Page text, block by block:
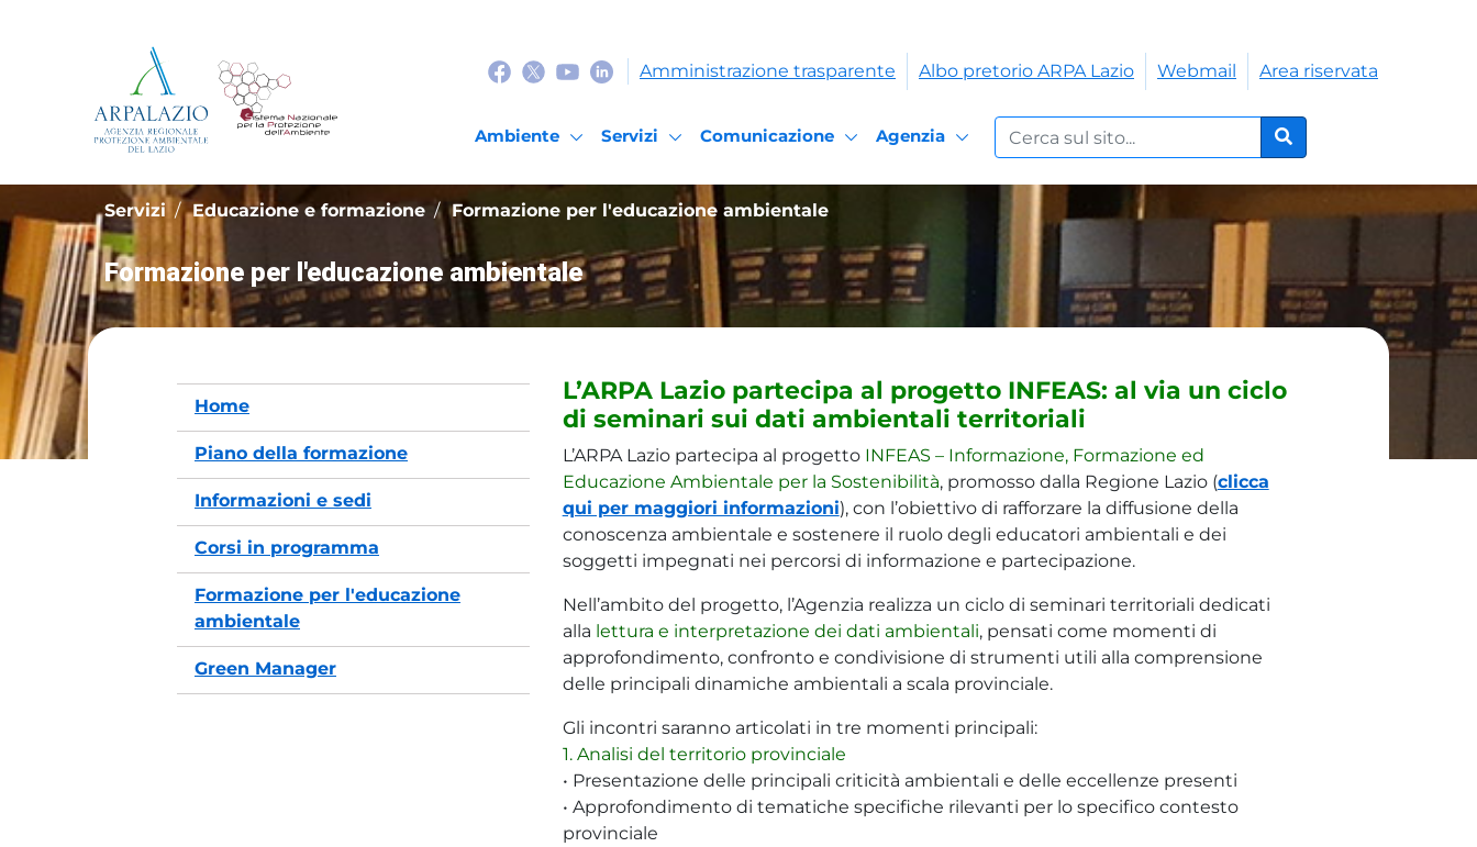
Amministrazione trasparente Albo pretorio ARPA Lazio Webmail Area riservata
Ambiente Servizi Comunicazione Agenzia
Cerca nel sito:
Cerca
Servizi Educazione e formazione Formazione per l'educazione ambientale
Formazione per l'educazione ambientale
Home
Piano della formazione
Informazioni e sedi
Corsi in programma
Formazione per l'educazione
ambientale
Green Manager
L’ARPA Lazio partecipa al progetto INFEAS: al via un ciclo
di seminari sui dati ambientali territoriali
L’ARPA Lazio partecipa al progetto INFEAS – Informazione, Formazione ed
Educazione Ambientale per la Sostenibilità, promosso dalla Regione Lazio (clicca
qui per maggiori informazioni), con l’obiettivo di rafforzare la diffusione della
conoscenza ambientale e sostenere il ruolo degli educatori ambientali e dei
soggetti impegnati nei percorsi di informazione e partecipazione.
Nell’ambito del progetto, l’Agenzia realizza un ciclo di seminari territoriali dedicati
alla lettura e interpretazione dei dati ambientali, pensati come momenti di
approfondimento, confronto e condivisione di strumenti utili alla comprensione
delle principali dinamiche ambientali a scala provinciale.
Gli incontri saranno articolati in tre momenti principali:
1. Analisi del territorio provinciale
• Presentazione delle principali criticità ambientali e delle eccellenze presenti
• Approfondimento di tematiche specifiche rilevanti per lo specifico contesto
provinciale